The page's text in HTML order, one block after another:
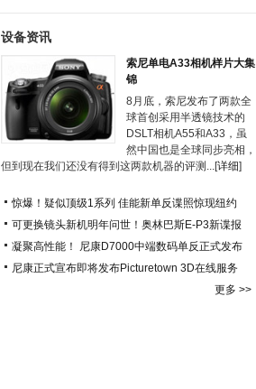
设备资讯
索尼单电A33相机样片大集
锦
8月底，索尼发布了两款全
球首创采用半透镜技术的
DSLT相机A55和A33，虽
然中国也是全球同步亮相，
但到现在我们还没有得到这两款机器的评测...[详细]
惊爆！疑似顶级1系列 佳能新单反谍照惊现纽约
可更换镜头新机明年问世！奥林巴斯E-P3新谍报
凝聚高性能！ 尼康D7000中端数码单反正式发布
尼康正式宣布即将发布Picturetown 3D在线服务
更多 >>